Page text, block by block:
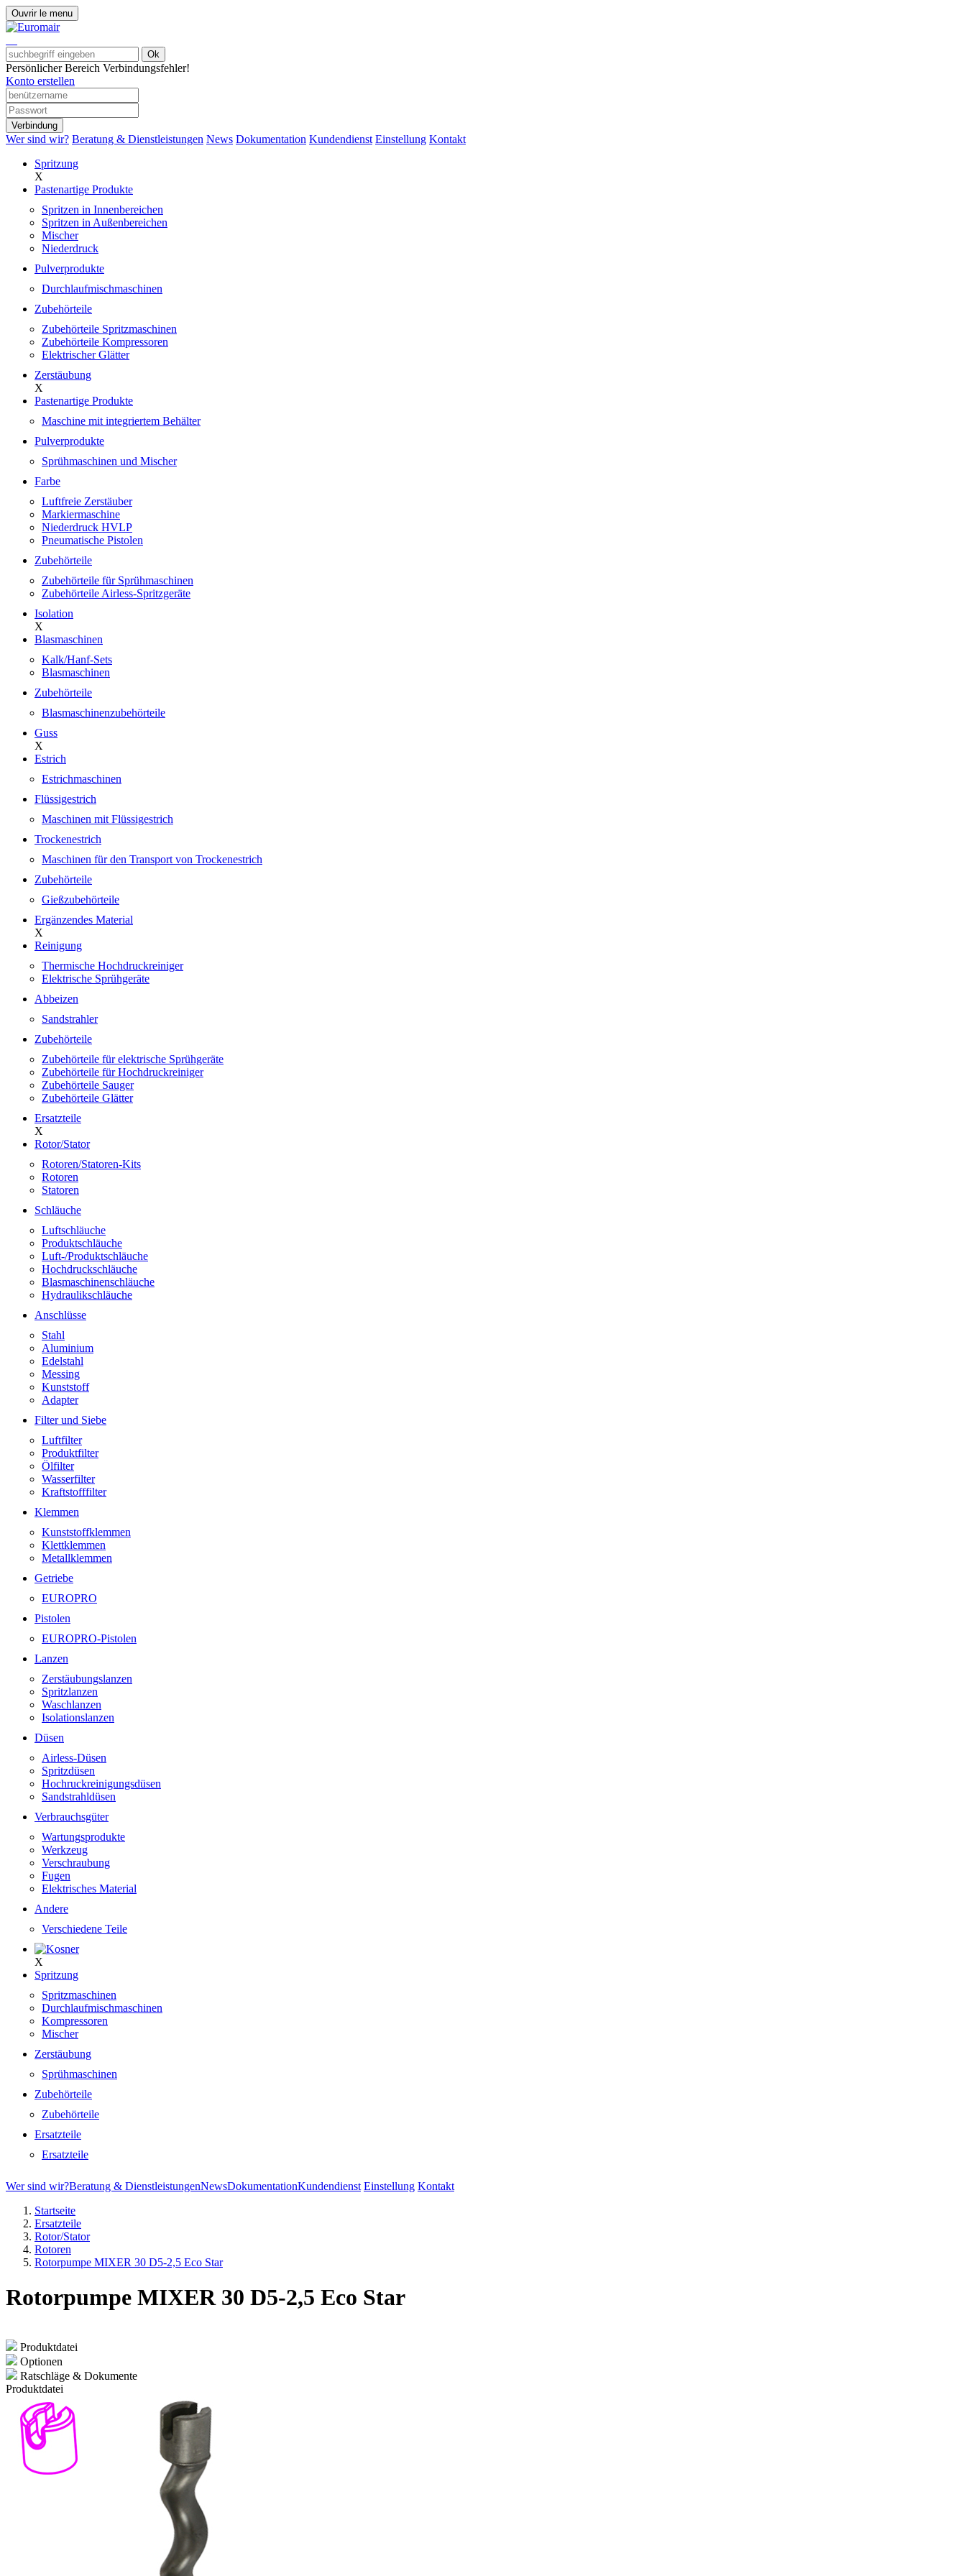
Ouvrir le menu
Ok
Persönlicher Bereich Verbindungsfehler!
Konto erstellen
Verbindung
Wer sind wir? Beratung & Dienstleistungen News Dokumentation Kundendienst Einstellung Kontakt
Spritzung
X
Pastenartige Produkte
Spritzen in Innenbereichen
Spritzen in Außenbereichen
Mischer
Niederdruck
Pulverprodukte
Durchlaufmischmaschinen
Zubehörteile
Zubehörteile Spritzmaschinen
Zubehörteile Kompressoren
Elektrischer Glätter
Zerstäubung
X
Pastenartige Produkte
Maschine mit integriertem Behälter
Pulverprodukte
Sprühmaschinen und Mischer
Farbe
Luftfreie Zerstäuber
Markiermaschine
Niederdruck HVLP
Pneumatische Pistolen
Zubehörteile
Zubehörteile für Sprühmaschinen
Zubehörteile Airless-Spritzgeräte
Isolation
X
Blasmaschinen
Kalk/Hanf-Sets
Blasmaschinen
Zubehörteile
Blasmaschinenzubehörteile
Guss
X
Estrich
Estrichmaschinen
Flüssigestrich
Maschinen mit Flüssigestrich
Trockenestrich
Maschinen für den Transport von Trockenestrich
Zubehörteile
Gießzubehörteile
Ergänzendes Material
X
Reinigung
Thermische Hochdruckreiniger
Elektrische Sprühgeräte
Abbeizen
Sandstrahler
Zubehörteile
Zubehörteile für elektrische Sprühgeräte
Zubehörteile für Hochdruckreiniger
Zubehörteile Sauger
Zubehörteile Glätter
Ersatzteile
X
Rotor/Stator
Rotoren/Statoren-Kits
Rotoren
Statoren
Schläuche
Luftschläuche
Produktschläuche
Luft-/Produktschläuche
Hochdruckschläuche
Blasmaschinenschläuche
Hydraulikschläuche
Anschlüsse
Stahl
Aluminium
Edelstahl
Messing
Kunststoff
Adapter
Filter und Siebe
Luftfilter
Produktfilter
Ölfilter
Wasserfilter
Kraftstofffilter
Klemmen
Kunststoffklemmen
Klettklemmen
Metallklemmen
Getriebe
EUROPRO
Pistolen
EUROPRO-Pistolen
Lanzen
Zerstäubungslanzen
Spritzlanzen
Waschlanzen
Isolationslanzen
Düsen
Airless-Düsen
Spritzdüsen
Hochruckreinigungsdüsen
Sandstrahldüsen
Verbrauchsgüter
Wartungsprodukte
Werkzeug
Verschraubung
Fugen
Elektrisches Material
Andere
Verschiedene Teile
X
Spritzung
Spritzmaschinen
Durchlaufmischmaschinen
Kompressoren
Mischer
Zerstäubung
Sprühmaschinen
Zubehörteile
Zubehörteile
Ersatzteile
Ersatzteile
Wer sind wir?Beratung & DienstleistungenNewsDokumentationKundendienst Einstellung Kontakt
Startseite
Ersatzteile
Rotor/Stator
Rotoren
Rotorpumpe MIXER 30 D5-2,5 Eco Star
Rotorpumpe MIXER 30 D5-2,5 Eco Star
Produktdatei
Optionen
Ratschläge & Dokumente
Produktdatei